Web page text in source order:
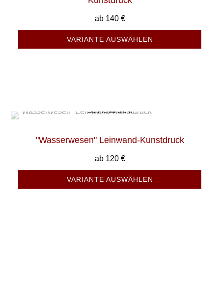
ab 140 €
VARIANTE AUSWÄHLEN
Schnellansicht
"Wasserwesen" Leinwand-Kunstdruck
ab 120 €
VARIANTE AUSWÄHLEN